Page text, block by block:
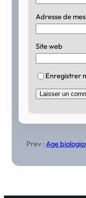
Adresse de
Site web
Enregistrer
Prev : Age